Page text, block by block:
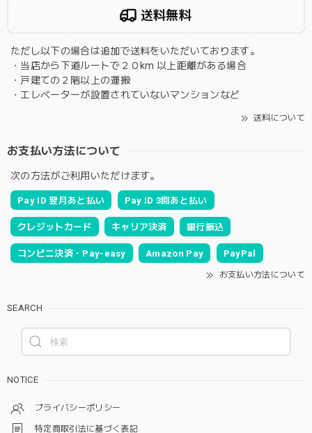
送料無料
ただし以下の場合は追加で送料をいただいております。
・当店から下道ルートで２０km 以上距離がある場合
・戸建ての２階以上の運搬
・エレベーターが設置されていないマンションなど
送料について
お支払い方法について
次の方法がご利用いただけます。
Pay ID 翌月あと払い Pay ID 3回あと払い
クレジットカード キャリア決済 銀行振込
コンビニ決済・Pay-easy Amazon Pay PayPal
お支払い方法について
SEARCH
NOTICE
プライバシーポリシー
特定商取引法に基づく表記